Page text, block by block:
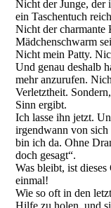
Nicht der Junge, der
ein Taschentuch
Nicht der charmante
Mädchenschwarm
Nicht mein Patty.
Und genau deshalb
mehr anzurufen.
Verletztheit.
Sinn ergibt.
Ich lasse ihn jetzt.
irgendwann von
bin ich da. Ohne
doch gesagt“.
Was bleibt, ist
einmal!
Wie so oft in den